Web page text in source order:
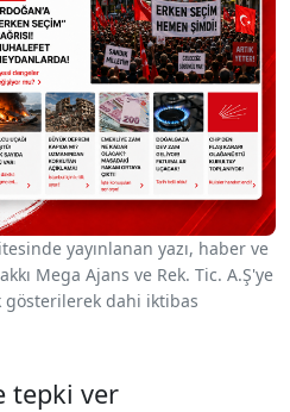
yayınlanan yazı, haber ve
Mega Ajans ve Rek. Tic. A.Ş'ye
gösterilerek dahi iktibas
tepki ver